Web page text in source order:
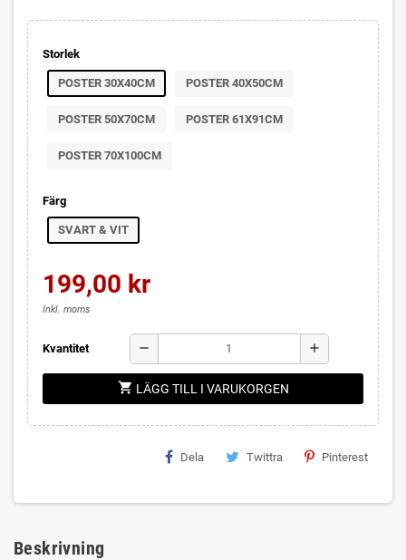
Storlek
POSTER 30X40CM POSTER 40X50CM
POSTER 50X70CM POSTER 61X91CM
POSTER 70X100CM
Färg
SVART & VIT
199,00 kr
Inkl. moms
Kvantitet remove add
shopping_cart LÄGG TILL I VARUKORGEN
Dela Twittra Pinterest
Beskrivning